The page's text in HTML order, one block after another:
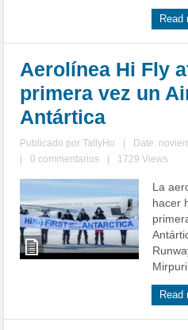
Read
Aerolínea Hi Fly
primera vez un
Antártica
Publicado porTallyHo
Date:
0 commentarios 1729 Views
La
hacer
Read